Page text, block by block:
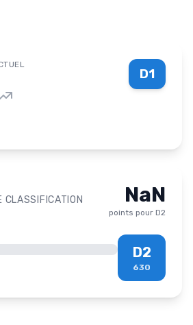
D1
CLASSIFICATION NaN
points pour D2
D2
630